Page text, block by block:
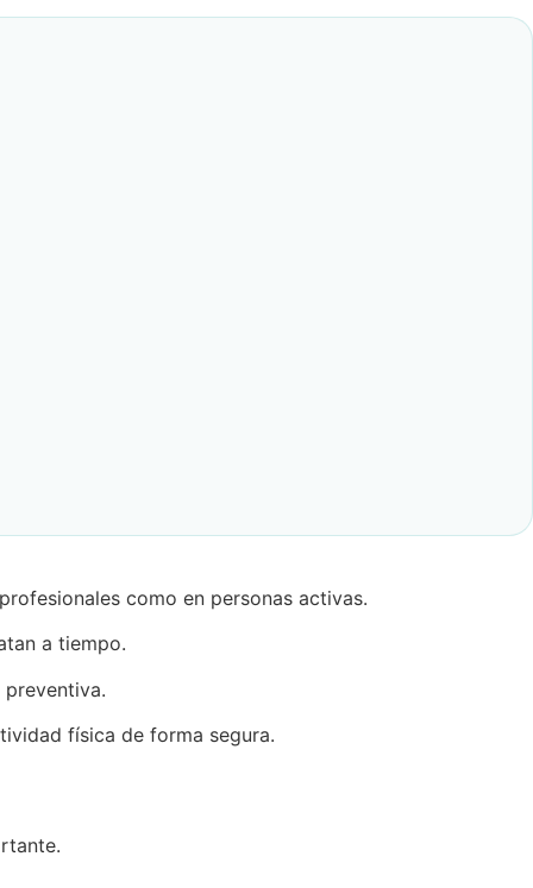
como en personas activas.
a tiempo.
física de forma segura.